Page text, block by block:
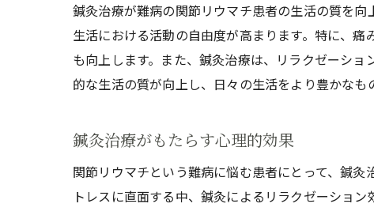
鍼灸治療が難病の関節リウマチ患者の生活の質を
生活における活動の自由度が高まります。特に、
も向上します。また、鍼灸治療は、リラクゼーシ
的な生活の質が向上し、日々の生活をより豊かなも
鍼灸治療がもたらす心理的効果
関節リウマチという難病に悩む患者にとって、鍼
トレスに直面する中、鍼灸によるリラクゼーショ